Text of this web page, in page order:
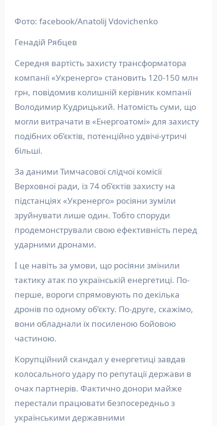
Фото: facebook/Anatolij Vdovichenko
Генадій Рябцев
Середня вартість захисту трансформатора
компанії «Укренерго» становить 120-150 млн
грн, повідомив колишній керівник компанії
Володимир Кудрицький. Натомість суми, що
могли витрачати в «Енергоатомі» для захисту
подібних об’єктів, потенційно удвічі-утричі
більші.
За даними Тимчасової слідчої комісії
Верховної ради, із 74 об’єктів захисту на
підстанціях «Укренерго» росіяни зуміли
зруйнувати лише один. Тобто споруди
продемонстрували свою ефективність перед
ударними дронами.
І це навіть за умови, що росіяни змінили
тактику атак по українській енергетиці. По-
перше, вороги спрямовують по декілька
дронів по одному об’єкту. По-друге, скажімо,
вони обладнали їх посиленою бойовою
частиною.
Корупційний скандал у енергетиці завдав
колосального удару по репутації держави в
очах партнерів. Фактично донори майже
перестали працювати безпосередньо з
українськими державними